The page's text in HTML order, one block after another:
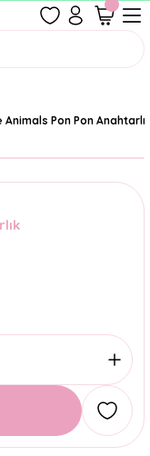
Animals Pon Pon